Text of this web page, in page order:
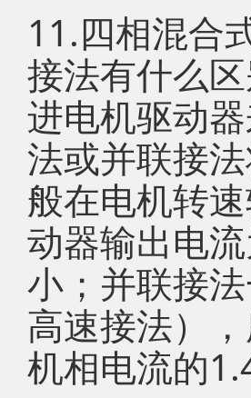
11.四相混合
接法有什么
进电机驱动
法或并联接
般在电机转
动器输出电
小；并联接
高速接法）
机相电流的